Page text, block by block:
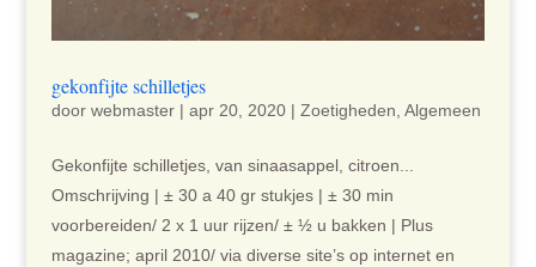
gekonfijte schilletjes
door webmaster| apr 20, 2020| Zoetigheden Algemeen
Gekonfijte schilletjes, van sinaasappel, citroen...
Omschrijving | ± 30 a 40 gr stukjes | ± 30 min
voorbereiden/ 2 x 1 uur rijzen/ ± ½ u bakken | Plus
magazine; april 2010/ via diverse site’s op internet en